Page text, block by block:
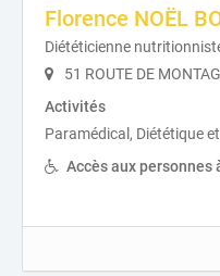
Florence NOËL
Diététicienne
51 ROUTE DE
Activités
Paramédical, Diététique
Accès aux